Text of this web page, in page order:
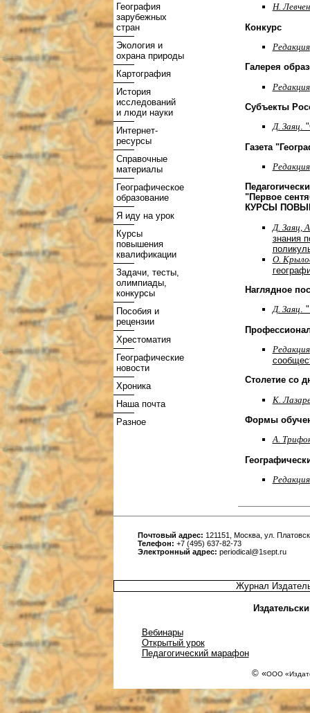
География
зарубежных
стран
Экология и
охрана природы
Картография
История
исследований
и люди науки
Интернет-
ресурсы
Справочные
материалы
Географическое
образование
Я иду на урок
Курсы
повышения
квалификации
Задачи, тесты,
олимпиады,
конкурсы
Пособия и
рецензии
Хрестоматия
Географические
новости
Хроника
Наша почта
Разное
Н.
Конкурс
Редакция
Галерея
Редакция
Субъекты
Д. Заяц.
Газета
Редакция
"Первое
КУРСЫ
Д. Заяц,
знания
О.
Наглядное
Д. Заяц.
Редакция
Столетие со
К.
Формы
А.
Редакция
Почтовый адрес: 121151, Москва, ул.
Телефон: +7 (495) 637-82-73
Электронный адрес: periodical@1sept.ru
Журнал
Вебинары
Открытый урок
Педагогический марафон
© «ООО